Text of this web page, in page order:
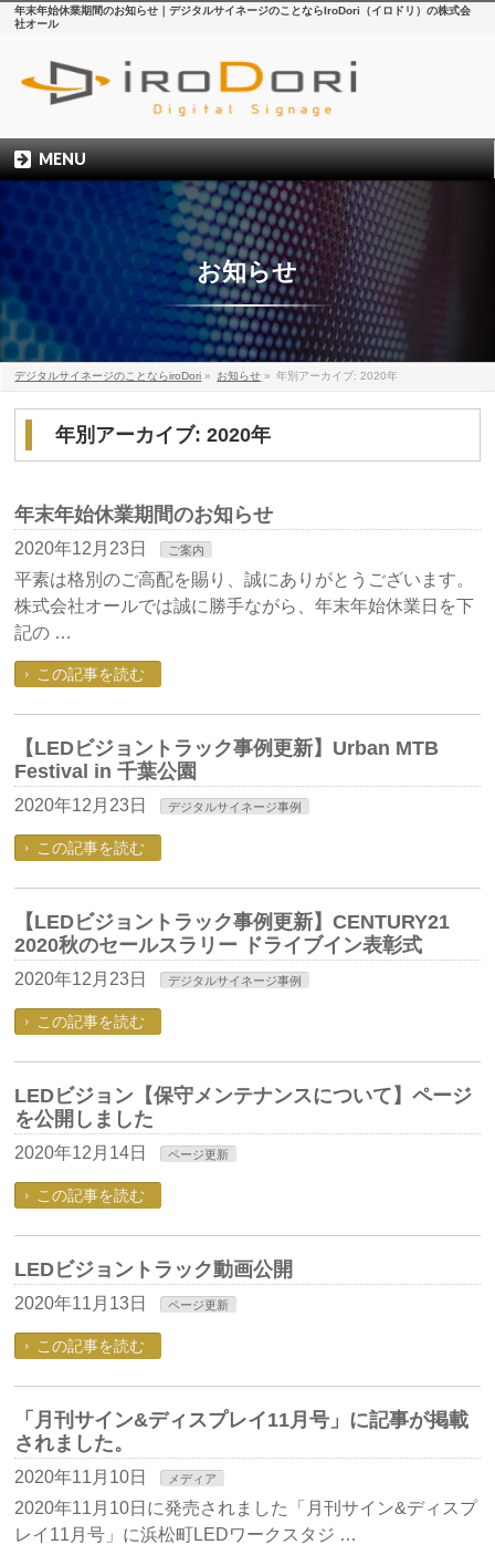
年末年始休業期間のお知らせ｜デジタルサイネージのことならIroDori（イロドリ）の株式会
社オール
MENU
お知らせ
デジタルサイネージのことならiroDori » お知らせ » 年別アーカイブ: 2020年
年別アーカイブ: 2020年
年末年始休業期間のお知らせ
2020年12月23日 ご案内
平素は格別のご高配を賜り、誠にありがとうございます。
株式会社オールでは誠に勝手ながら、年末年始休業日を下
記の …
この記事を読む
【LEDビジョントラック事例更新】Urban MTB
Festival in 千葉公園
2020年12月23日 デジタルサイネージ事例
この記事を読む
【LEDビジョントラック事例更新】CENTURY21
2020秋のセールスラリー ドライブイン表彰式
2020年12月23日 デジタルサイネージ事例
この記事を読む
LEDビジョン【保守メンテナンスについて】ページ
を公開しました
2020年12月14日 ページ更新
この記事を読む
LEDビジョントラック動画公開
2020年11月13日 ページ更新
この記事を読む
「月刊サイン&ディスプレイ11月号」に記事が掲載
されました。
2020年11月10日 メディア
2020年11月10日に発売されました「月刊サイン&ディスプ
レイ11月号」に浜松町LEDワークスタジ …